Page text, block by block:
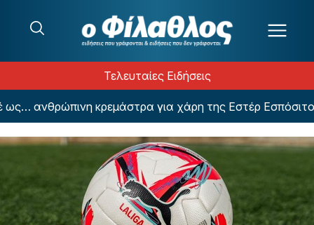
Τελευταίες Ειδήσεις
ανθρώπινη κρεμάστρα για χάρη της Εστέρ Εσπόσιτο